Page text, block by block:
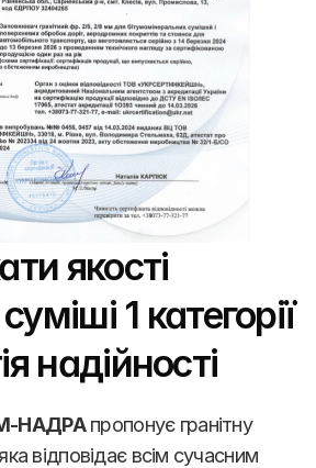
якості
1 категорії
надійності
НАДРА пропонує гранітну
відповідає всім сучасним